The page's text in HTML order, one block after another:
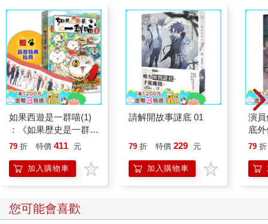
如果西遊是一群喵(1)
：《如果歷史是一群
喵》作者最新力作，附
79 折 特價 411 元
加入購物車
請解開故事謎底 01
79 折 特價 229 元
加入購物車
演
底
79 折
您可能會喜歡